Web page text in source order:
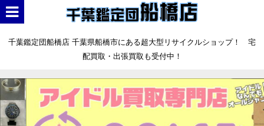
千葉鑑定団船橋店 千葉県船橋市にある超大型リサイクルショップ！ 宅
配買取・出張買取も受付中！